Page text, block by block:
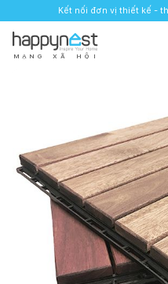
Kết nối đơn vị thiết kế -
M Ạ N G X Ã H Ộ I